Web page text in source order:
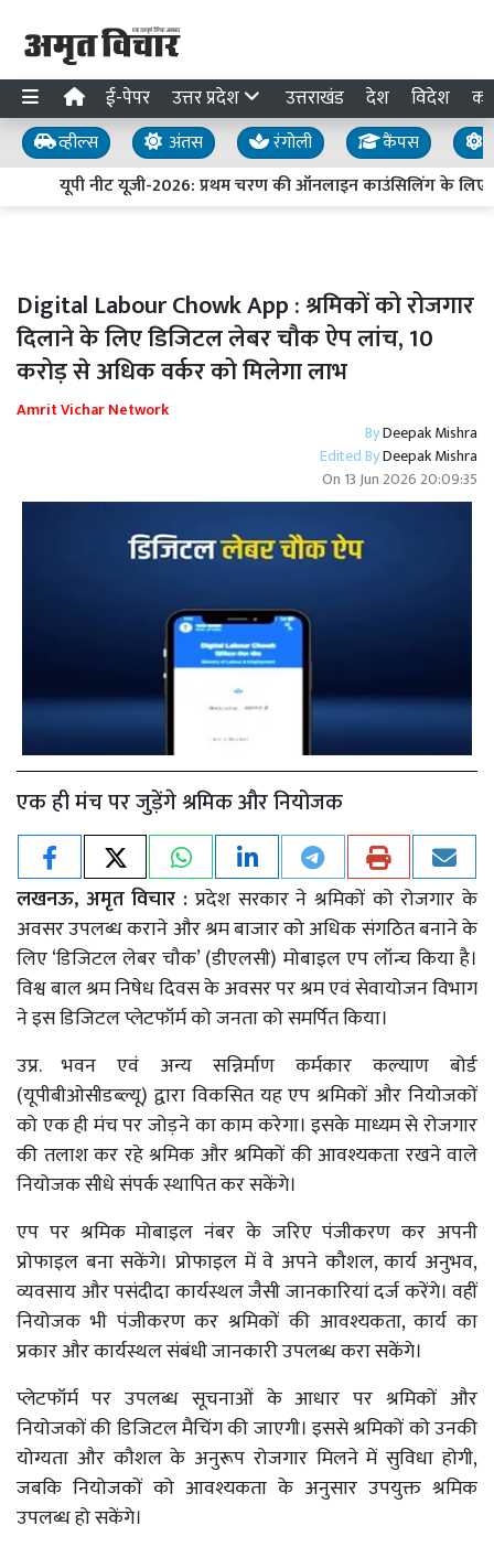
ई-पेपर उत्तर प्रदेश उत्तराखंड देश विदेश
व्हील्स अंतस रंगोली कैंपस
यूपी नीट यूजी-2026: प्रथम चरण की ऑनलाइन काउंसिलिंग के
Digital Labour Chowk App : श्रमिकों को रोजगार
दिलाने के लिए डिजिटल लेबर चौक ऐप लांच, 10
करोड़ से अधिक वर्कर को मिलेगा लाभ
Amrit Vichar Network
ByDeepak Mishra
Edited ByDeepak Mishra
On 13 Jun 2026 20:09:35
एक ही मंच पर जुड़ेंगे श्रमिक और नियोजक
लखनऊ, अमृत विचार : प्रदेश सरकार ने श्रमिकों को रोजगार के
अवसर उपलब्ध कराने और श्रम बाजार को अधिक संगठित बनाने के
लिए ‘डिजिटल लेबर चौक’ (डीएलसी) मोबाइल एप लॉन्च किया है।
विश्व बाल श्रम निषेध दिवस के अवसर पर श्रम एवं सेवायोजन विभाग
ने इस डिजिटल प्लेटफॉर्म को जनता को समर्पित किया।
उप्र. भवन एवं अन्य सन्निर्माण कर्मकार कल्याण बोर्ड
(यूपीबीओसीडब्ल्यू) द्वारा विकसित यह एप श्रमिकों और नियोजकों
को एक ही मंच पर जोड़ने का काम करेगा। इसके माध्यम से रोजगार
की तलाश कर रहे श्रमिक और श्रमिकों की आवश्यकता रखने वाले
नियोजक सीधे संपर्क स्थापित कर सकेंगे।
एप पर श्रमिक मोबाइल नंबर के जरिए पंजीकरण कर अपनी
प्रोफाइल बना सकेंगे। प्रोफाइल में वे अपने कौशल, कार्य अनुभव,
व्यवसाय और पसंदीदा कार्यस्थल जैसी जानकारियां दर्ज करेंगे। वहीं
नियोजक भी पंजीकरण कर श्रमिकों की आवश्यकता, कार्य का
प्रकार और कार्यस्थल संबंधी जानकारी उपलब्ध करा सकेंगे।
प्लेटफॉर्म पर उपलब्ध सूचनाओं के आधार पर श्रमिकों और
नियोजकों की डिजिटल मैचिंग की जाएगी। इससे श्रमिकों को उनकी
योग्यता और कौशल के अनुरूप रोजगार मिलने में सुविधा होगी,
जबकि नियोजकों को आवश्यकता के अनुसार उपयुक्त श्रमिक
उपलब्ध हो सकेंगे।